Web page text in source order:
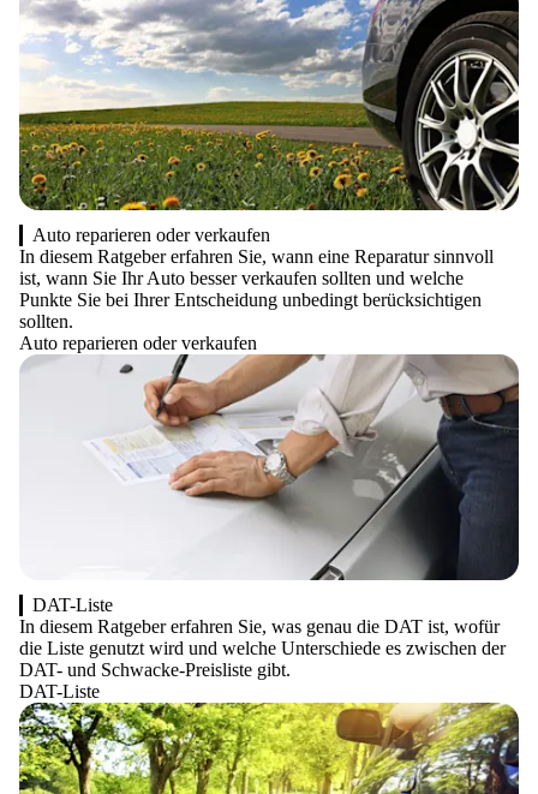
Auto reparieren oder verkaufen
In diesem Ratgeber erfahren Sie, wann eine Reparatur sinnvoll
ist, wann Sie Ihr Auto besser verkaufen sollten und welche
Punkte Sie bei Ihrer Entscheidung unbedingt berücksichtigen
sollten.
Auto reparieren oder verkaufen
DAT-Liste
In diesem Ratgeber erfahren Sie, was genau die DAT ist, wofür
die Liste genutzt wird und welche Unterschiede es zwischen der
DAT- und Schwacke-Preisliste gibt.
DAT-Liste